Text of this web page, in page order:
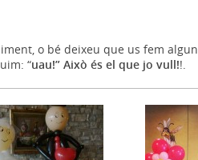
o bé deixeu que us fem
“uau!” Això és el que jo vull!!.